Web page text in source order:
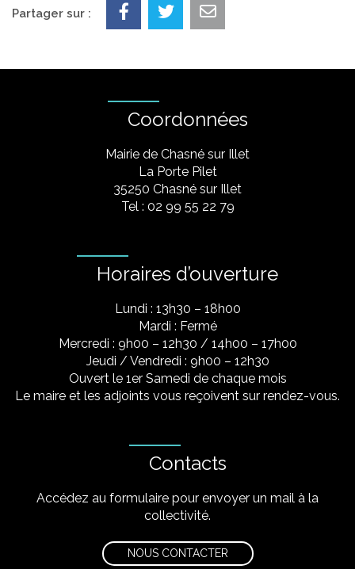
Partager sur :
Coordonnées
Mairie de Chasné sur Illet
La Porte Pilet
35250 Chasné sur Illet
Tel : 02 99 55 22 79
Horaires d’ouverture
Lundi : 13h30 – 18h00
Mardi : Fermé
Mercredi : 9h00 – 12h30 / 14h00 – 17h00
Jeudi / Vendredi : 9h00 – 12h30
Ouvert le 1er Samedi de chaque mois
Le maire et les adjoints vous reçoivent sur rendez-vous.
Contacts
Accédez au formulaire pour envoyer un mail à la
collectivité.
NOUS CONTACTER